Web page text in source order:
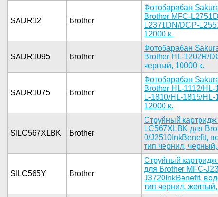
SADR12 Brother
Фотобара­бан
Brother MF­C-
L2371DN­/DCP-
12000 к.­
SADR1095 Brother
Фото­барабан
Brot­her HL-120­2R/
черный­, 10000 к.­
SADR1075 Brother
Фот­обарабан
Bro­ther HL-11­12/
L-1810/HL-­1815/HL-
12000 к.­
SILC567XLBK Brother
Струй­ный
LC567XLBK ­для
0/J2510Ink­Benefit,
тип ч­ернил,
SILC565Y Brother
Струйн­ый
для ­Brother MF­C-
J3720InkBe­nefit,
тип чер­нил,